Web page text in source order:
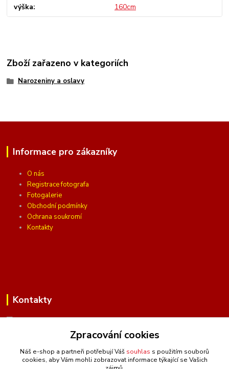
výška 160cm
Zboží zařazeno v kategoriích
Narozeniny a oslavy
Informace pro zákazníky
O nás
Registrace fotografa
Fotogalerie
Obchodní podmínky
Ochrana soukromí
Kontakty
Kontakty
(Po-Pá, 10 - 16 hod.)
info@ceskafotopozadi.cz
Zpracování cookies
Náš e-shop a partneři potřebují Váš souhlas s použitím souborů
cookies, aby Vám mohli zobrazovat informace týkající se Vašich